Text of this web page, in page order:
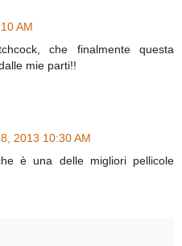
AM
che finalmente questa
mie parti!!
2013 10:30 AM
è una delle migliori pellicole